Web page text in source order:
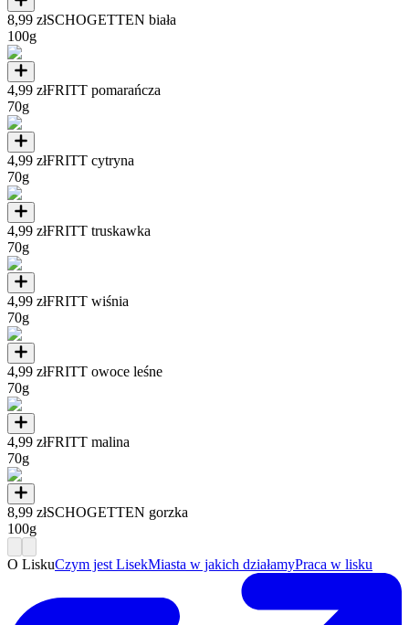
8,99 złSCHOGETTEN biała
100g
4,99 złFRITT pomarańcza
70g
4,99 złFRITT cytryna
70g
4,99 złFRITT truskawka
70g
4,99 złFRITT wiśnia
70g
4,99 złFRITT owoce leśne
70g
4,99 złFRITT malina
70g
8,99 złSCHOGETTEN gorzka
100g
O LiskuCzym jest LisekMiasta w jakich działamyPraca w lisku